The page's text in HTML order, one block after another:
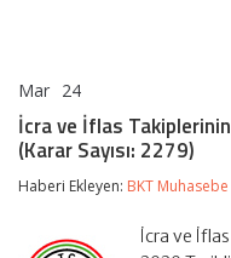
Mar 24
İflas
Takiplerinin
Hakkında
(Karar
İcra ve İflas
(Karar Sayısı: 2279)
Haberi Ekleyen: BKT Muhasebe
İcra ve